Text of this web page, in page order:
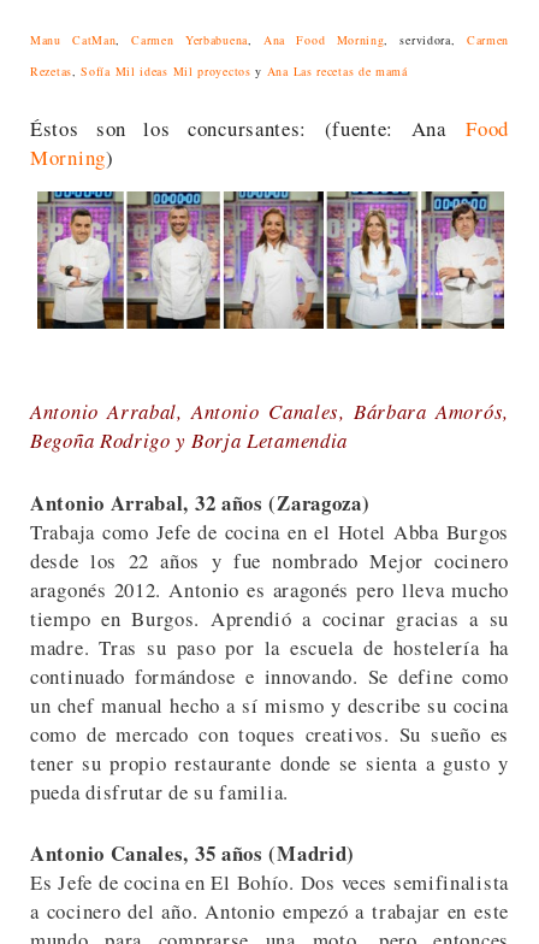
Manu CatMan,Carmen Yerbabuena, Ana Food Morning, servidora, Carmen
Rezetas,Sofía Mil ideas Mil proyectos y Ana Las recetas de mamá
Éstos son los concursantes: (fuente: AnaFood
Morning)
Antonio Arrabal, Antonio Canales, Bárbara Amorós,
Begoña Rodrigo y Borja Letamendia
Antonio Arrabal, 32 años (Zaragoza)
Trabaja como Jefe de cocina en el Hotel Abba Burgos
desde los 22 años y fue nombrado Mejor cocinero
aragonés 2012. Antonio es aragonés pero lleva mucho
tiempo en Burgos. Aprendió a cocinar gracias a su
madre. Tras su paso por la escuela de hostelería ha
continuado formándose e innovando. Se define como
un chef manual hecho a sí mismo y describe su cocina
como de mercado con toques creativos. Su sueño es
tener su propio restaurante donde se sienta a gusto y
pueda disfrutar de su familia.
Antonio Canales, 35 años (Madrid)
Es Jefe de cocina en El Bohío. Dos veces semifinalista
a cocinero del año. Antonio empezó a trabajar en este